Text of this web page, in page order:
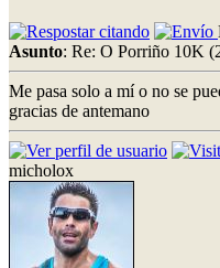
Asunto: Re: O Porriño 10K
Me pasa solo a mí o no se
gracias de antemano
micholox